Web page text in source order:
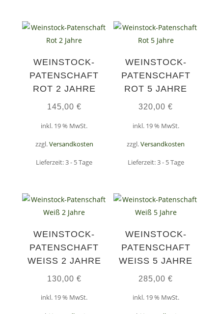
WEINSTOCK-
PATENSCHAFT
ROT 2 JAHRE
145,00 €
inkl. 19 % MwSt.
zzgl.Versandkosten
Lieferzeit:3 - 5 Tage
WEINSTOCK-
PATENSCHAFT
ROT 5 JAHRE
320,00€
inkl. 19 % MwSt.
zzgl.Versandkosten
Lieferzeit:3 - 5 Tage
WEINSTOCK-
PATENSCHAFT
WEISS 2 JAHRE
130,00 €
inkl. 19 % MwSt.
WEINSTOCK-
PATENSCHAFT
WEISS 5 JAHRE
285,00€
inkl. 19 % MwSt.